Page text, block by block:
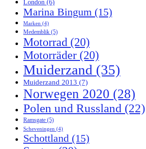
London (6)
Marina Bingum (15)
Marken (4)
Medemblik (5)
Motorrad (20)
Motorräder (20)
Muiderzand (35)
Muiderzand 2013 (7)
Norwegen 2020 (28)
Polen und Russland (22)
Ramsgate (5)
Scheveningen (4)
Schottland (15)